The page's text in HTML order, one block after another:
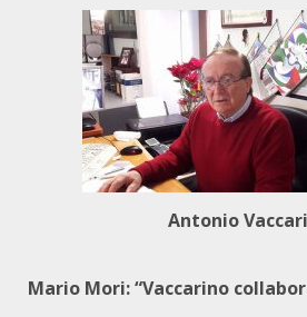
Antonio
Mario Mori: “Vaccarino